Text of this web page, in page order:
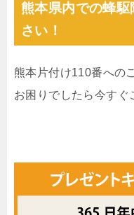
熊本県内での蜂
さい！
熊本片付け110番への
お困りでしたら今すぐ